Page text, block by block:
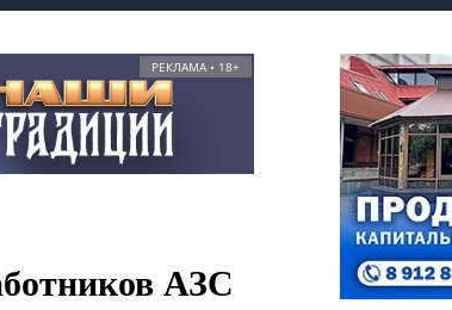
РЕКЛАМА • 18+
АЗС